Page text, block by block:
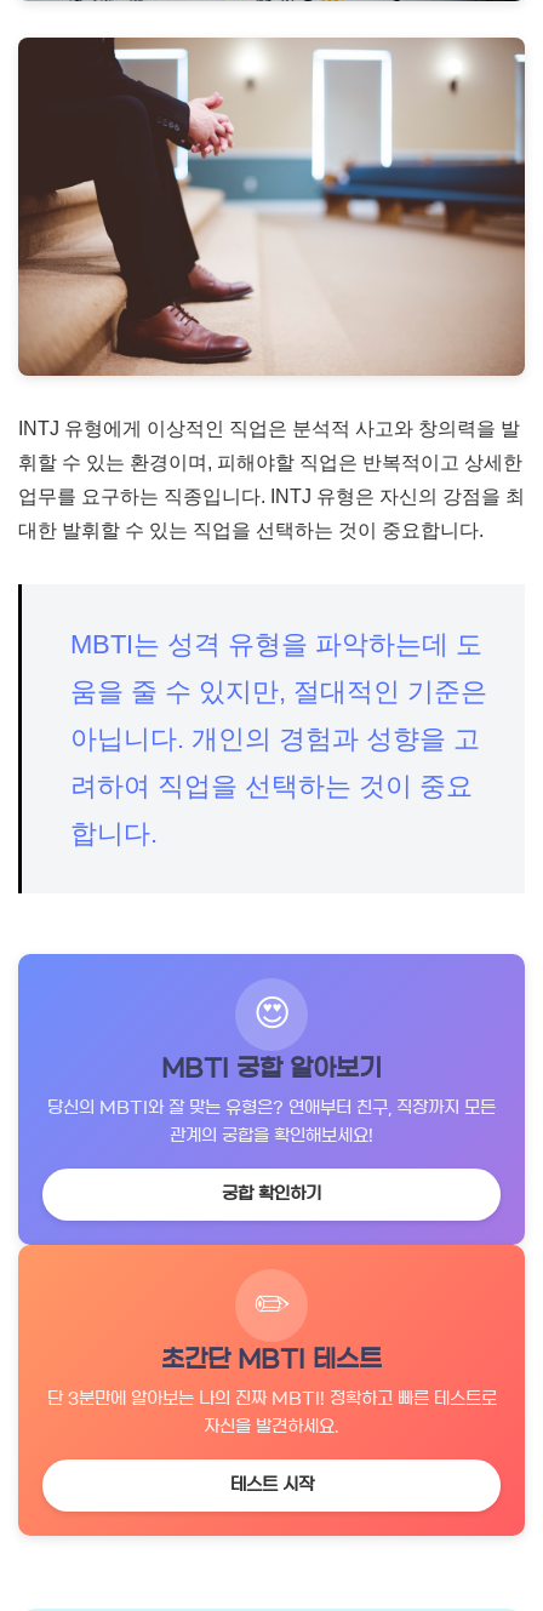
INTJ 유형에게 이상적인 직업은 분석적 사고와 창의력을 발
휘할 수 있는 환경이며, 피해야할 직업은 반복적이고 상세한
업무를 요구하는 직종입니다. INTJ 유형은 자신의 강점을 최
대한 발휘할 수 있는 직업을 선택하는 것이 중요합니다.
MBTI는 성격 유형을 파악하는데 도
움을 줄 수 있지만, 절대적인 기준은
아닙니다. 개인의 경험과 성향을 고
려하여 직업을 선택하는 것이 중요
합니다.
😍
MBTI 궁합 알아보기
당신의 MBTI와 잘 맞는 유형은? 연애부터 친구, 직장까지 모든
관계의 궁합을 확인해보세요!
궁합 확인하기
✏️
초간단 MBTI 테스트
단 3분만에 알아보는 나의 진짜 MBTI! 정확하고 빠른 테스트로
자신을 발견하세요.
테스트 시작